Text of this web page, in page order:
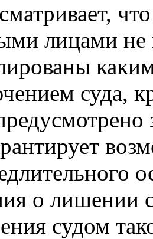
лицами не
суда,
о лишении
судом